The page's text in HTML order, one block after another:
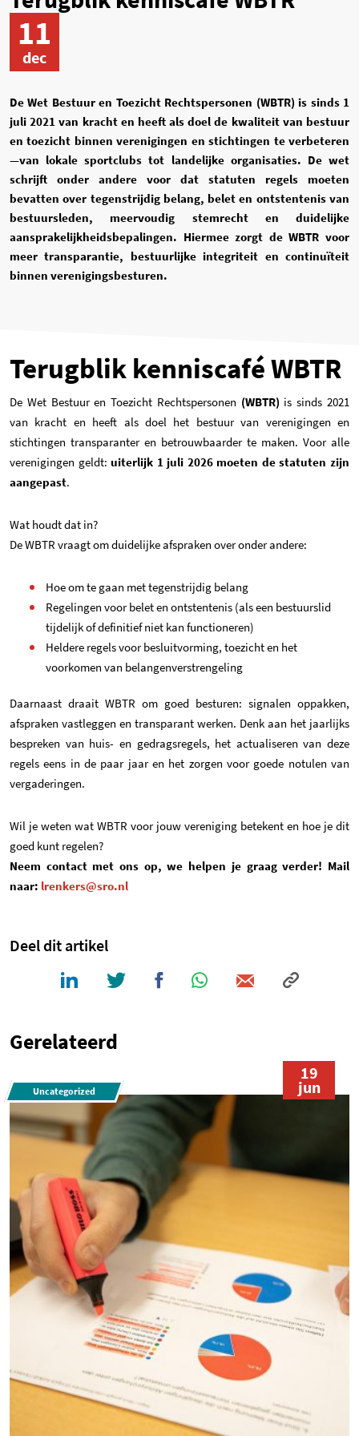
11
dec
De Wet Bestuur en Toezicht Rechtspersonen (WBTR) is sinds 1
juli 2021 van kracht en heeft als doel de kwaliteit van bestuur
en toezicht binnen verenigingen en stichtingen te verbeteren
—van lokale sportclubs tot landelijke organisaties. De wet
schrijft onder andere voor dat statuten regels moeten
bevatten over tegenstrijdig belang, belet en ontstentenis van
bestuursleden, meervoudig stemrecht en duidelijke
aansprakelijkheidsbepalingen. Hiermee zorgt de WBTR voor
meer transparantie, bestuurlijke integriteit en continuïteit
binnen verenigingsbesturen.
Terugblik kenniscafé WBTR
De Wet Bestuur en Toezicht Rechtspersonen (WBTR) is sinds 2021
van kracht en heeft als doel het bestuur van verenigingen en
stichtingen transparanter en betrouwbaarder te maken. Voor alle
verenigingen geldt:uiterlijk 1 juli 2026 moeten de statuten zijn
aangepast.
Wat houdt dat in?
De WBTR vraagt om duidelijke afspraken over onder andere:
Hoe om te gaan met tegenstrijdig belang
Regelingen voor belet en ontstentenis (als een bestuurslid
tijdelijk of definitief niet kan functioneren)
Heldere regels voor besluitvorming, toezicht en het
voorkomen van belangenverstrengeling
Daarnaast draait WBTR om goed besturen: signalen oppakken,
afspraken vastleggen en transparant werken. Denk aan het jaarlijks
bespreken van huis- en gedragsregels, het actualiseren van deze
regels eens in de paar jaar en het zorgen voor goede notulen van
vergaderingen.
Wil je weten wat WBTR voor jouw vereniging betekent en hoe je dit
goed kunt regelen?
Neem contact met ons op, we helpen je graag verder! Mail
naar: lrenkers@sro.nl
Deel dit artikel
Gerelateerd
Uncategorized
19
jun